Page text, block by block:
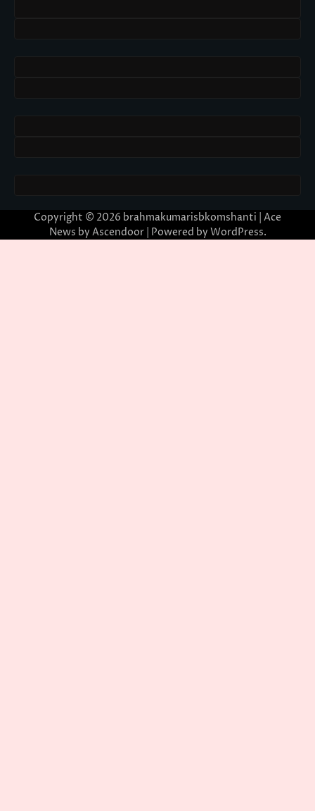
Copyright © 2026 brahmakumarisbkomshanti | Ace
News by Ascendoor| Powered by WordPress.